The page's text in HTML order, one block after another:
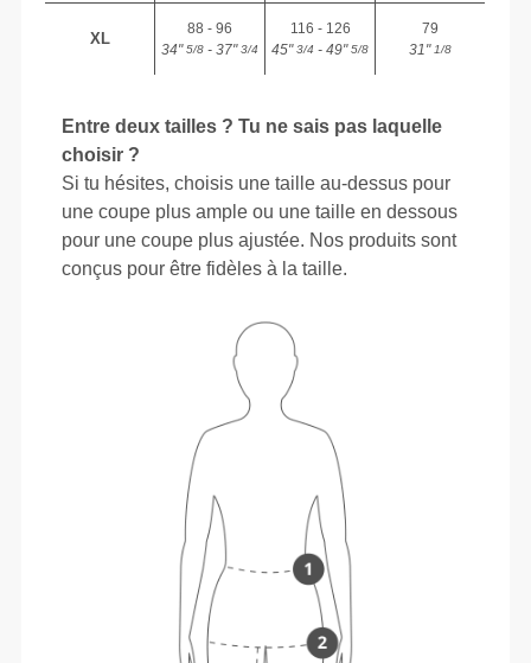
XL
88 - 96
34"5/8 - 37"3/4
116 - 126
45"3/4 - 49"5/8
79
31"1/8
Entre deux tailles ? Tu ne sais pas laquelle
choisir ?
Si tu hésites, choisis une taille au-dessus pour
une coupe plus ample ou une taille en dessous
pour une coupe plus ajustée. Nos produits sont
conçus pour être fidèles à la taille.